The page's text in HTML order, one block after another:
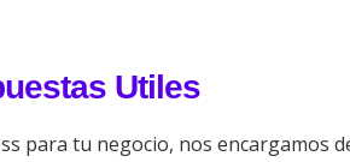
Utiles
para tu negocio, nos encargamos